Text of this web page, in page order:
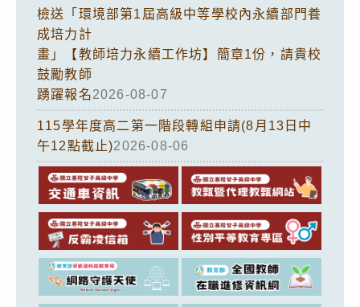
檢送「環境部第1屆高級中等學校內永續部門養
成培力計
畫」【教師培力永續工作坊】簡章1份，請貴校
鼓勵教師
踴躍報名2026-08-07
115學年度高二第一階段轉組申請(8月13日中
午12點截止)2026-08-06